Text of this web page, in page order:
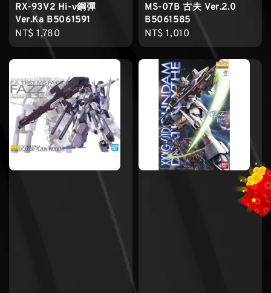
RX-93V2 Hi-ν鋼彈
Ver.Ka B5061591
Regular
price
NT$ 1,780
MS-07B 古夫 Ver.2.0
B5061585
Regular
price
NT$ 1,010